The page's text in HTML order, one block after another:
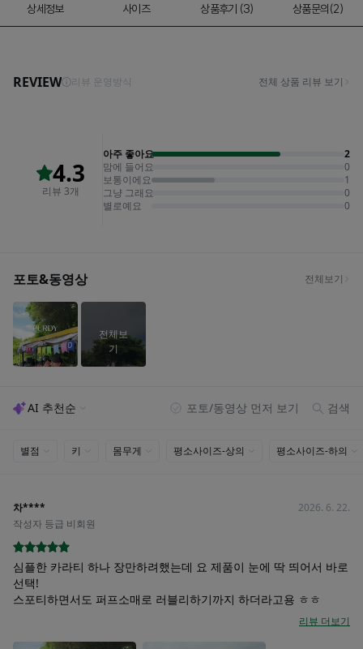
상세정보 사이즈 상품후기 (3) 상품문의(2)